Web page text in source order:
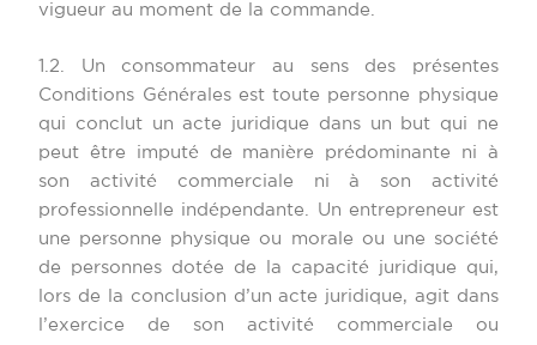
vigueur au moment de la commande.
1.2. Un consommateur au sens des présentes
Conditions Générales est toute personne physique
qui conclut un acte juridique dans un but qui ne
peut être imputé de manière prédominante ni à
son activité commerciale ni à son activité
professionnelle indépendante. Un entrepreneur est
une personne physique ou morale ou une société
de personnes dotée de la capacité juridique qui,
lors de la conclusion d’un acte juridique, agit dans
l’exercice de son activité commerciale ou